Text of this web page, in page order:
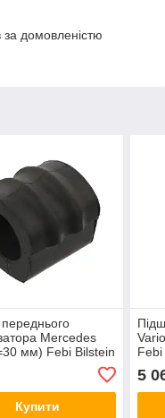
домовленістю
Mercedes
мм) Febi Bilstein
Купити
5